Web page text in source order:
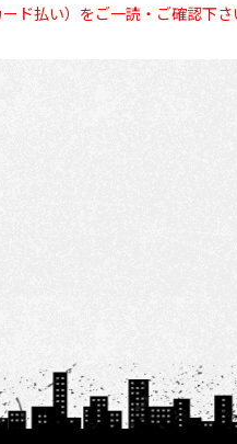
払い）をご一読・ご確認下さ